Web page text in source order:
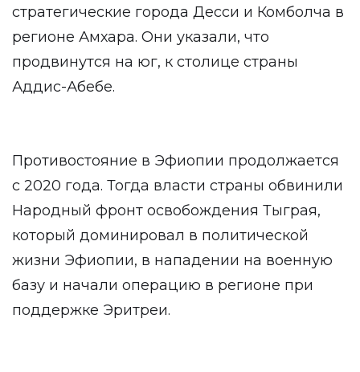
стратегические города Десси и Комболча в
регионе Амхара. Они указали, что
продвинутся на юг, к столице страны
Аддис-Абебе.
Противостояние в Эфиопии продолжается
с 2020 года. Тогда власти страны обвинили
Народный фронт освобождения Тыграя,
который доминировал в политической
жизни Эфиопии, в нападении на военную
базу и начали операцию в регионе при
поддержке Эритреи.